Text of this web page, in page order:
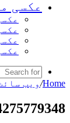
عکسی
Home
/ویب